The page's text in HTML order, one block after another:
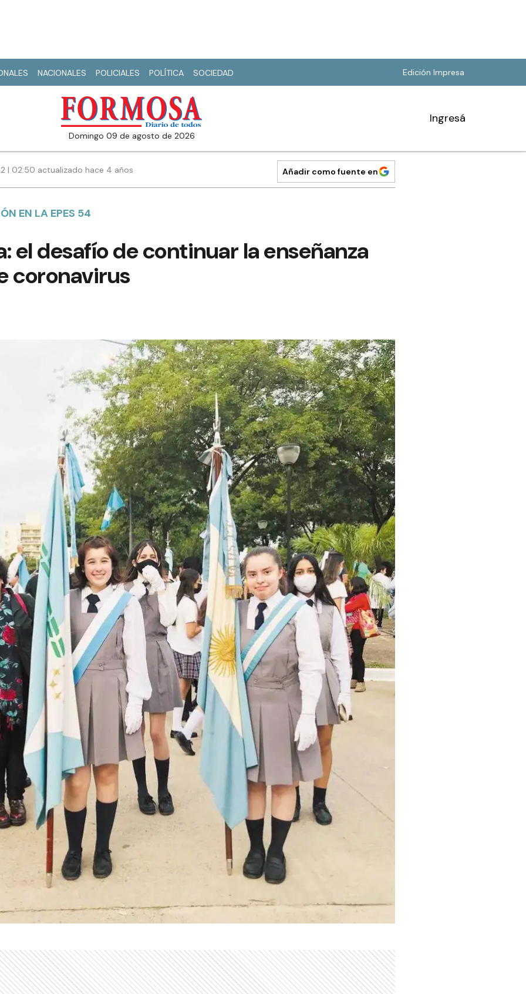
NACIONALES POLICIALES POLÍTICA SOCIEDAD Edición Impresa
domingo 09 de agosto de 2026
Ingresá
| 02:50 actualizado hace 4 años Añadir como fuente en
EN LA EPES 54
el desafío de continuar la enseñanza
coronavirus